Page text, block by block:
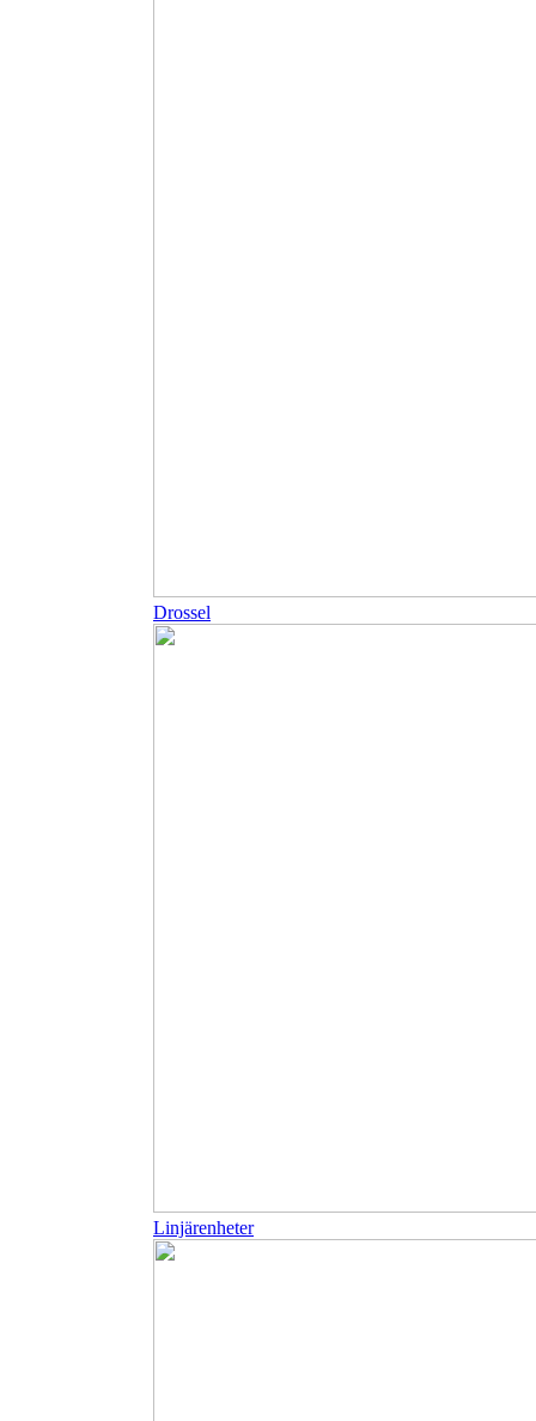
Drossel
Linjärenheter